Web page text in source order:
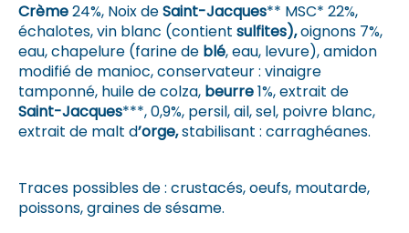
Crème24%, Noix deSaint-Jacques** MSC* 22%,
échalotes, vin blanc (contient sulfites),oignons 7%,
eau, chapelure (farine de blé, eau, levure), amidon
modifié de manioc, conservateur : vinaigre
tamponné, huile de colza, beurre1%, extrait de
Saint-Jacques***, 0,9%, persil, ail, sel, poivre blanc,
extrait de malt d’orge,stabilisant : carraghéanes.
Traces possibles de : crustacés, oeufs, moutarde,
poissons, graines de sésame.